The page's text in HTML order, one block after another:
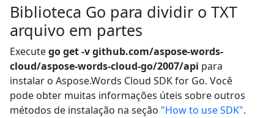
Biblioteca Go para dividir o TXT
arquivo em partes
Executego get -v github.com/aspose-words-
cloud/aspose-words-cloud-go/2007/api para
instalar o Aspose.Words Cloud SDK for Go. Você
pode obter muitas informações úteis sobre outros
métodos de instalação na seção "How to use SDK".